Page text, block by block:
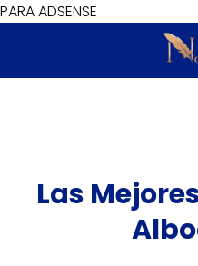
PARA ADSENSE
Las